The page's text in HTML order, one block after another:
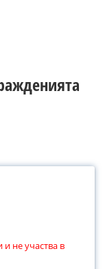
и не участва в